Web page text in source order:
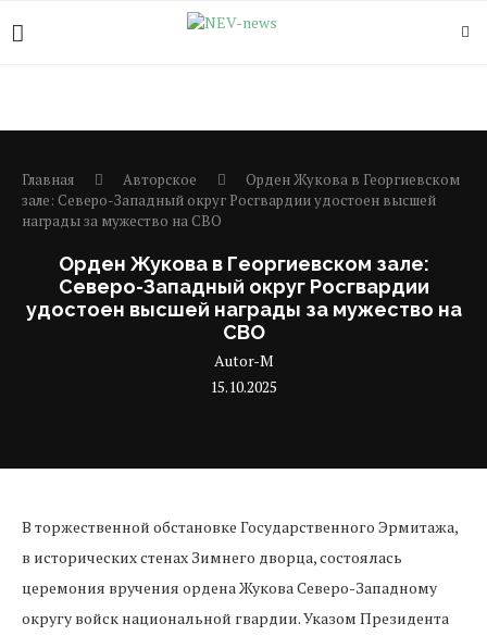
Главная Авторское
Орден Жукова в Георгиевском
зале: Северо-Западный округ Росгвардии удостоен высшей
награды за мужество на СВО
Орден Жукова в Георгиевском зале:
Северо-Западный округ Росгвардии
удостоен высшей награды за мужество на
СВО
Autor-M
15.10.2025
В торжественной обстановке Государственного Эрмитажа,
в исторических стенах Зимнего дворца, состоялась
церемония вручения ордена Жукова Северо-Западному
округу войск национальной гвардии. Указом Президента